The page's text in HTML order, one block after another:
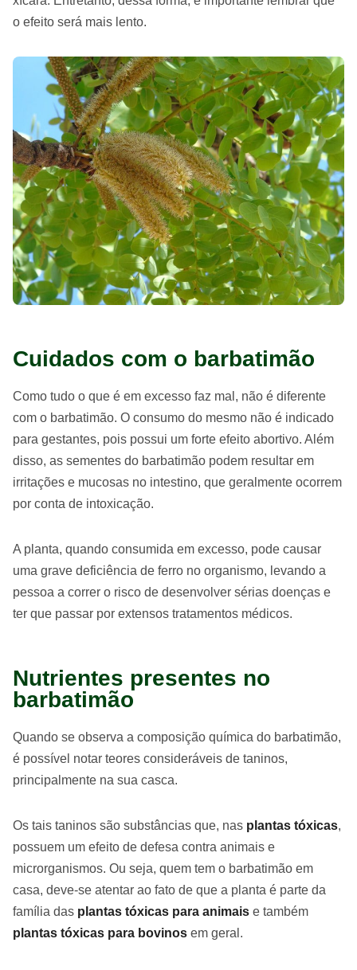
o efeito será mais lento.
Cuidados com o barbatimão
Como tudo o que é em excesso faz mal, não é diferente
com o barbatimão. O consumo do mesmo não é indicado
para gestantes, pois possui um forte efeito abortivo. Além
disso, as sementes do barbatimão podem resultar em
irritações e mucosas no intestino, que geralmente ocorrem
por conta de intoxicação.
A planta, quando consumida em excesso, pode causar
uma grave deficiência de ferro no organismo, levando a
pessoa a correr o risco de desenvolver sérias doenças e
ter que passar por extensos tratamentos médicos.
Nutrientes presentes no
barbatimão
Quando se observa a composição química do barbatimão,
é possível notar teores consideráveis de taninos,
principalmente na sua casca.
Os tais taninos são substâncias que, nas plantas tóxicas,
possuem um efeito de defesa contra animais e
microrganismos. Ou seja, quem tem o barbatimão em
casa, deve-se atentar ao fato de que a planta é parte da
família das plantas tóxicas para animais e também
plantas tóxicas para bovinos em geral.